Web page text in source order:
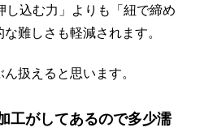
し込む力」よりも「紐で締め
難しさも軽減されます。
扱えると思います。
工がしてあるので多少濡